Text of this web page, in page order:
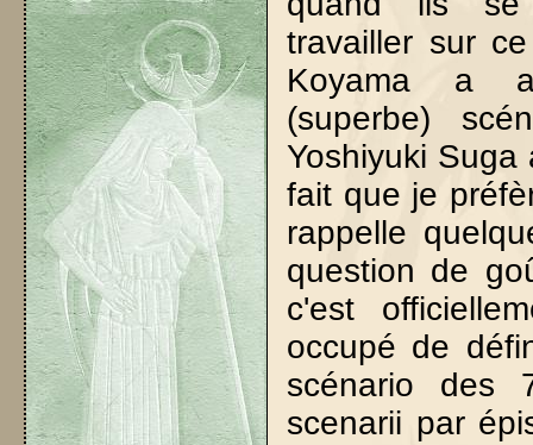
travailler sur
Koyama a
(superbe)
Yoshiyuki
fait que je
rappelle
question de
c'est
occupé de
scénario des
scenarii par